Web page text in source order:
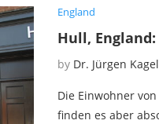
England
Hull,
by Dr. Jürgen
Die Einwohner
finden es aber